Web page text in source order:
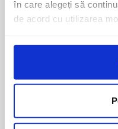
în care alegeți să
de acord cu utilizarea
BARLAD
BECHET
BISTRET
BOTOSANI
BUCURESTI AGENTIE